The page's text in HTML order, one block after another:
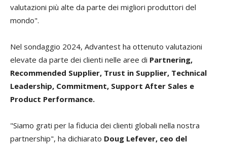
valutazioni più alte da parte dei migliori produttori del
mondo".
Nel sondaggio 2024, Advantest ha ottenuto valutazioni
elevate da parte dei clienti nelle aree di Partnering,
Recommended Supplier, Trust in Supplier, Technical
Leadership, Commitment, Support After Sales e
Product Performance.
"Siamo grati per la fiducia dei clienti globali nella nostra
partnership", ha dichiarato Doug Lefever, ceo del